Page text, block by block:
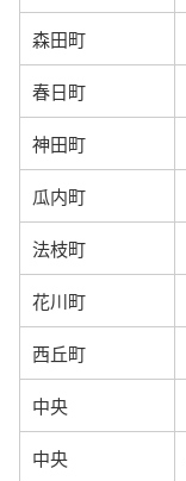
森田町
春日町
神田町
瓜内町
法枝町
花川町
西丘町
中央
中央